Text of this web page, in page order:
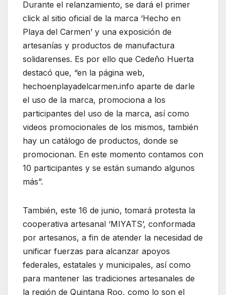
Durante el relanzamiento, se dará el primer
click al sitio oficial de la marca ‘Hecho en
Playa del Carmen’ y una exposición de
artesanías y productos de manufactura
solidarenses. Es por ello que Cedeño Huerta
destacó que, “en la página web,
hechoenplayadelcarmen.info aparte de darle
el uso de la marca, promociona a los
participantes del uso de la marca, así como
videos promocionales de los mismos, también
hay un catálogo de productos, donde se
promocionan. En este momento contamos con
10 participantes y se están sumando algunos
más”.
También, este 16 de junio, tomará protesta la
cooperativa artesanal ‘MIYATS’, conformada
por artesanos, a fin de atender la necesidad de
unificar fuerzas para alcanzar apoyos
federales, estatales y municipales, así como
para mantener las tradiciones artesanales de
la región de Quintana Roo, como lo son el